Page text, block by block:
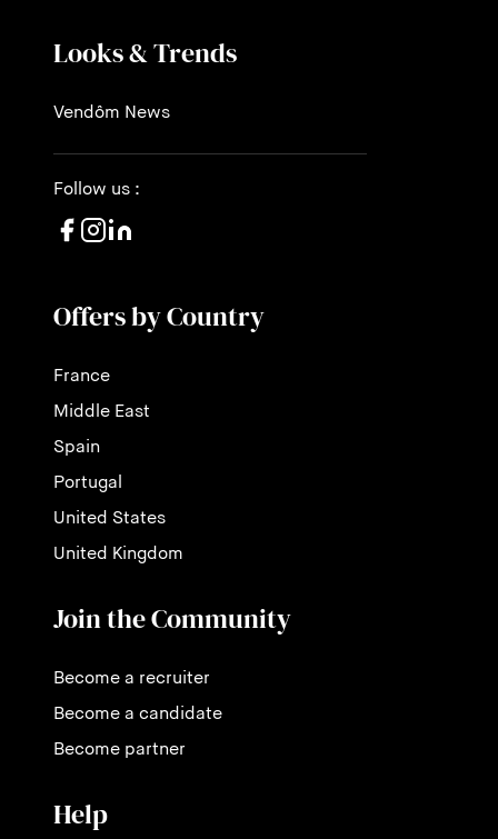
Looks & Trends
Vendôm News
Follow us :
Offers by Country
France
Middle East
Spain
Portugal
United States
United Kingdom
Join the Community
Become a recruiter
Become a candidate
Become partner
Help